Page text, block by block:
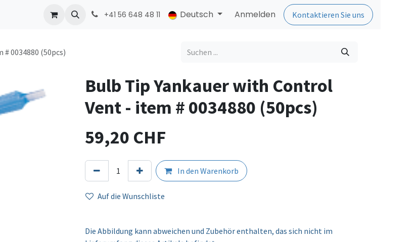
Kontakt +41 56 648 48 11 Deutsch Anmelden Kontaktieren Sie uns
0034880 (50pcs)
Bulb Tip Yankauer with Control
Vent - item # 0034880 (50pcs)
59,20 CHF
In den Warenkorb
Auf die Wunschliste
Die Abbildung kann abweichen und Zubehör enthalten, das sich nicht im